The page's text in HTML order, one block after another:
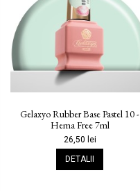
Gelaxyo Rubber Base Pastel 10 -
Hema Free 7ml
26,50 lei
DETALII